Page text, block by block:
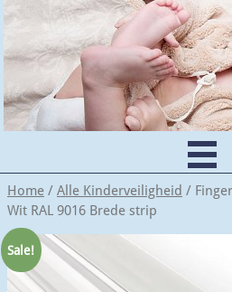
Home / Alle Kinderveiligheid /
Wit RAL 9016 Brede strip
Sale!